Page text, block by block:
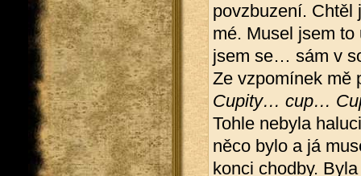
povzbuzení. Chtěl
mé. Musel jsem
jsem se… sám v
Ze vzpomínek mě
Cupity… cup…
Tohle nebyla
něco bylo a já
konci chodby.